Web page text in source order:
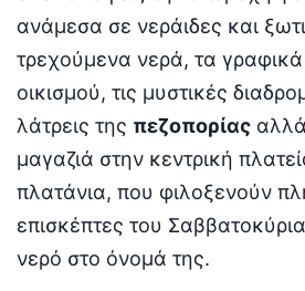
ανάμεσα σε νεράιδες και
τρεχούμενα νερά, τα
οικισμού, τις μυστικές
λάτρεις της πεζοπορίας
μαγαζιά στην κεντρική
πλατάνια, που φιλοξενούν
επισκέπτες του
νερό στο όνομά της.